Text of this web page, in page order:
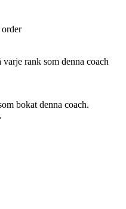
rank som denna coach
bokat denna coach.